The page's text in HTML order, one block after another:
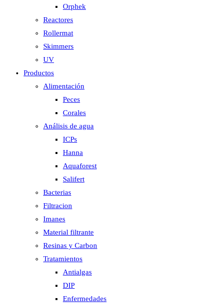
Orphek
Reactores
Rollermat
Skimmers
UV
Productos
Alimentación
Peces
Corales
Análisis de agua
ICPs
Hanna
Aquaforest
Salifert
Bacterias
Filtracion
Imanes
Material filtrante
Resinas y Carbon
Tratamientos
Antialgas
DIP
Enfermedades